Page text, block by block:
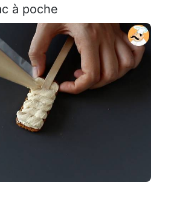
à poche